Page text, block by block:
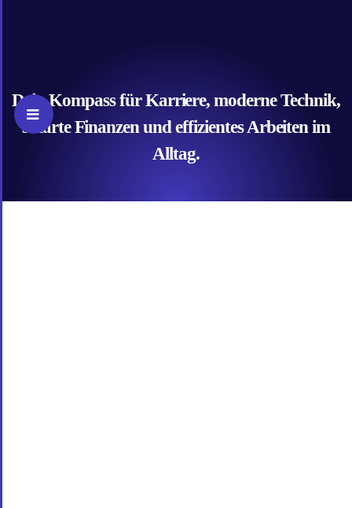
Dein Kompass für Karriere, moderne Technik,
smarte Finanzen und effizientes Arbeiten im
Alltag.
Toggle
Sliding